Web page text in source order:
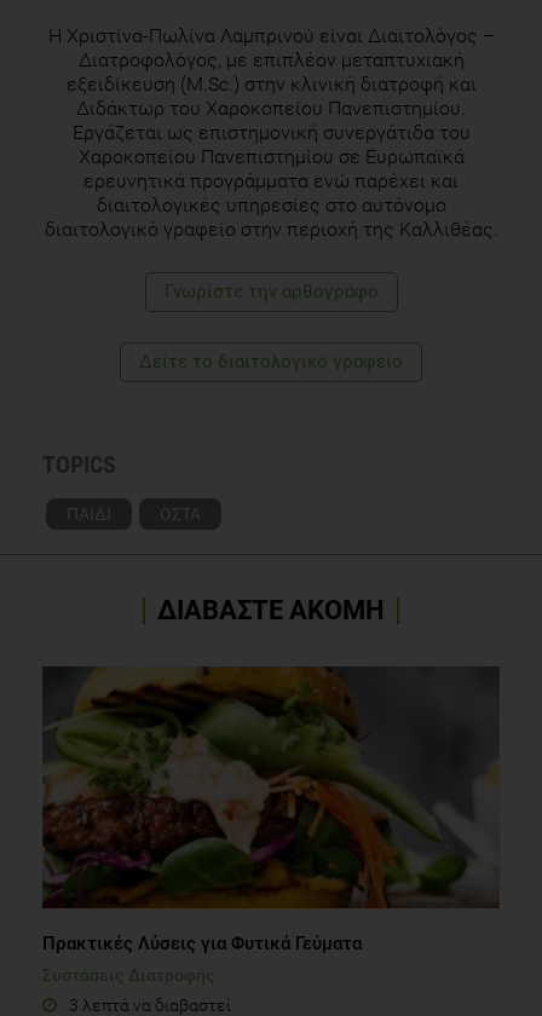
H Χριστίνα-Πωλίνα Λαμπρινού είναι Διαιτολόγος –
Διατροφολόγος, με επιπλέον μεταπτυχιακή
εξειδίκευση (M.Sc.) στην κλινική διατροφή και
Διδάκτωρ του Χαροκοπείου Πανεπιστημίου.
Εργάζεται ως επιστημονική συνεργάτιδα του
Χαροκοπείου Πανεπιστημίου σε Ευρωπαϊκά
ερευνητικά προγράμματα ενώ παρέχει και
διαιτολογικές υπηρεσίες στο αυτόνομο
διαιτολογικό γραφείο στην περιοχή της Καλλιθέας.
Γνωρίστε την αρθογράφο
Δείτε το διαιτολογικό γραφείο
TOPICS
ΠΑΙΔΙ ΟΣΤΑ
ΔΙΑΒΑΣΤΕ ΑΚΟΜΗ
Πρακτικές Λύσεις για Φυτικά Γεύματα
Συστάσεις Διατροφής
3 λεπτά να διαβαστεί